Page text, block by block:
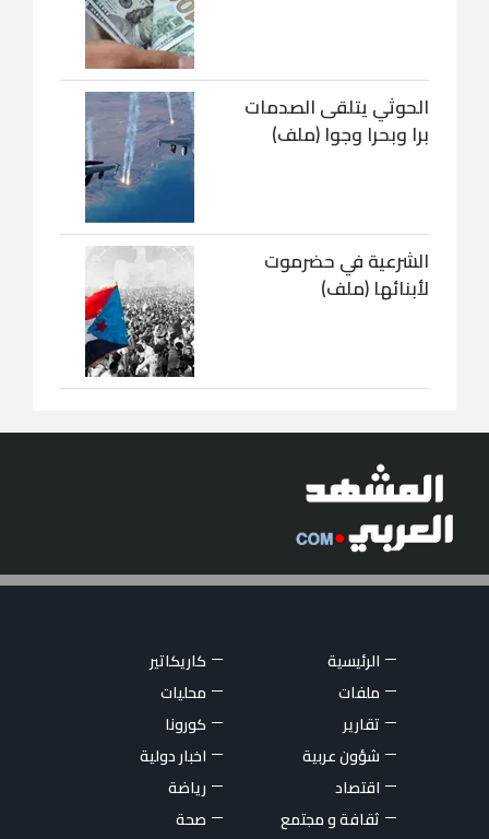
الحوثي يتلقى الصدمات
برا وبحرا وجوا (ملف)
الشرعية في حضرموت
لأبنائها (ملف)
الرئيسية
كاريكاتير
ملفات
محليات
تقارير
كورونا
شؤون عربية
اخبار دولية
اقتصاد
رياضة
ثقافة و مجتمع
صحة